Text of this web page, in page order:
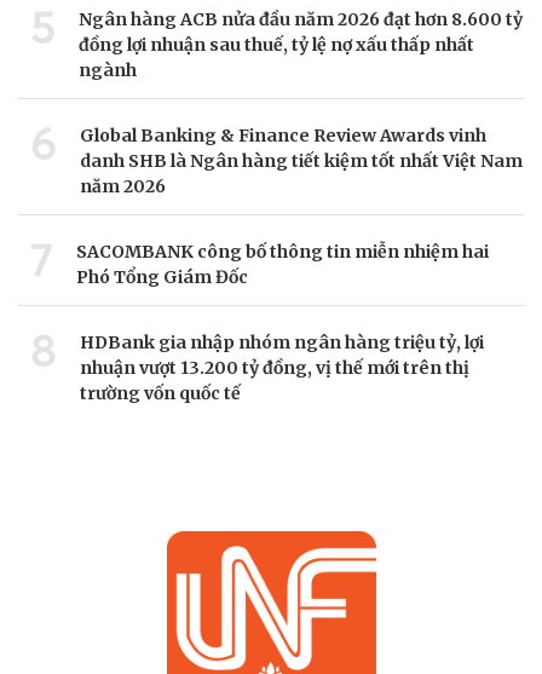
5
Ngân hàng ACB nửa đầu năm 2026 đạt hơn 8.600 tỷ
đồng lợi nhuận sau thuế, tỷ lệ nợ xấu thấp nhất
ngành
6
Global Banking & Finance Review Awards vinh
danh SHB là Ngân hàng tiết kiệm tốt nhất Việt Nam
năm 2026
7
SACOMBANK công bố thông tin miễn nhiệm hai
Phó Tổng Giám Đốc
8
HDBank gia nhập nhóm ngân hàng triệu tỷ, lợi
nhuận vượt 13.200 tỷ đồng, vị thế mới trên thị
trường vốn quốc tế